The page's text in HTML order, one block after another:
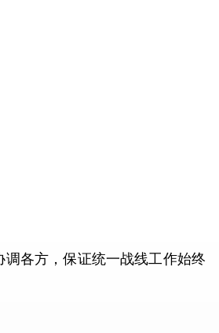
各方，保证统一战线工作始终